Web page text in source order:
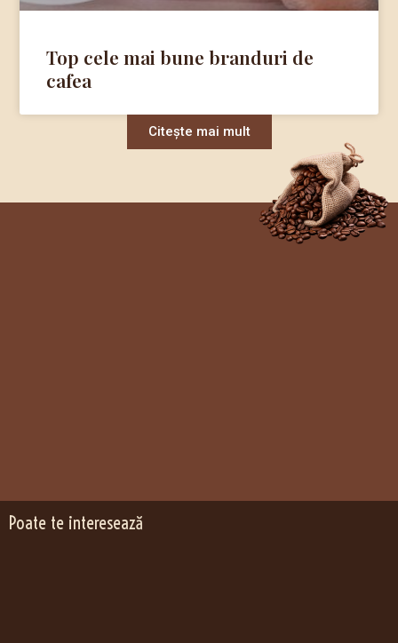
Top cele mai bune branduri de
cafea
Citește mai mult
Poate te interesează